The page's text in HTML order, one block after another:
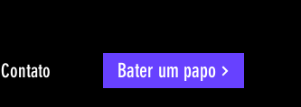
Contato Bater um papo